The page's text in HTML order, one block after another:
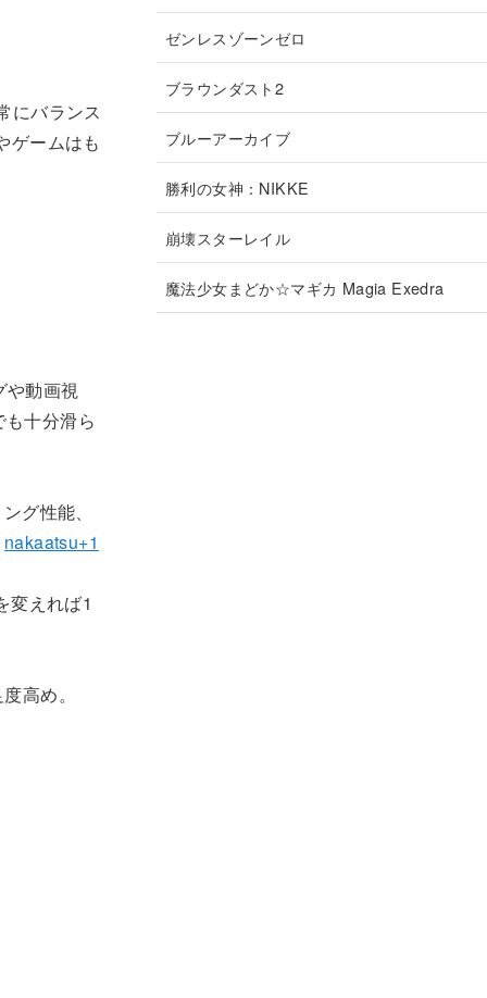
にバランス
ゲームはも
や動画視
十分滑ら
グ性能、
nakaatsu+1
変えれば1
高め。
ゼンレスゾーンゼロ
ブラウンダスト2
ブルーアーカイブ
勝利の女神：NIKKE
崩壊スターレイル
魔法少女まどか☆マギカ Magia Exedra